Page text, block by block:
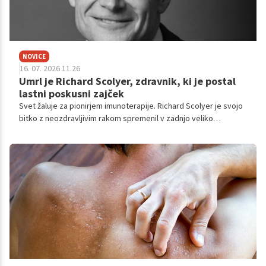
NOVICE
16. 07. 2026 11.26
Umrl je Richard Scolyer, zdravnik, ki je postal
lastni poskusni zajček
Svet žaluje za pionirjem imunoterapije. Richard Scolyer je svojo
bitko z neozdravljivim rakom spremenil v zadnjo veliko